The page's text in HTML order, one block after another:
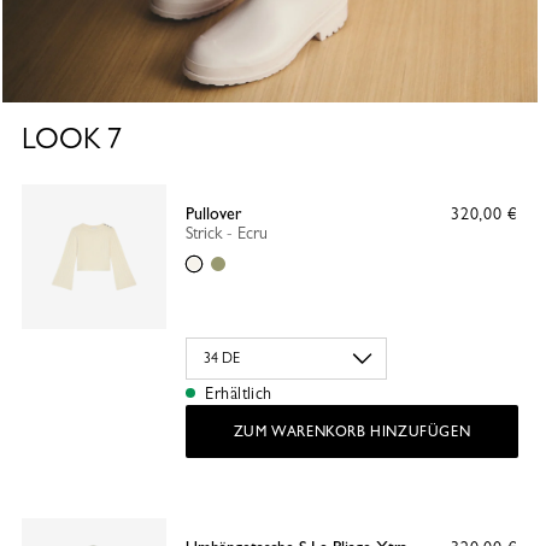
LOOK 7
Pullover
Strick - Ecru
EcruMandelgrün
320,00 €
Erhältlich
ZUM WARENKORB HINZUFÜGEN